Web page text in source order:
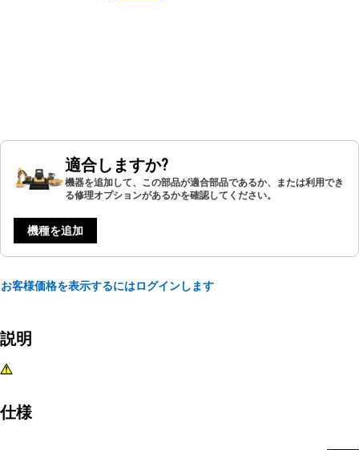
適合しますか?
機器を追加して、この部品が適合部品であるか、または利用でき
る修理オプションがあるかを確認してください。
機種を追加
お客様価格を表示するにはログインします
説明
仕様